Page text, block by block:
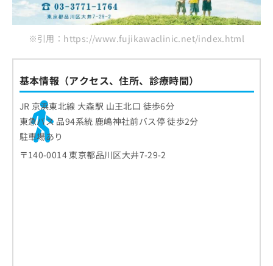
※引用：https://www.fujikawaclinic.net/index.html
基本情報（アクセス、住所、診療時間）
JR 京浜東北線 大森駅 山王北口 徒歩6分
東急バス 品94系統 鹿嶋神社前バス停 徒歩2分
駐車場あり
〒140-0014 東京都品川区大井7-29-2